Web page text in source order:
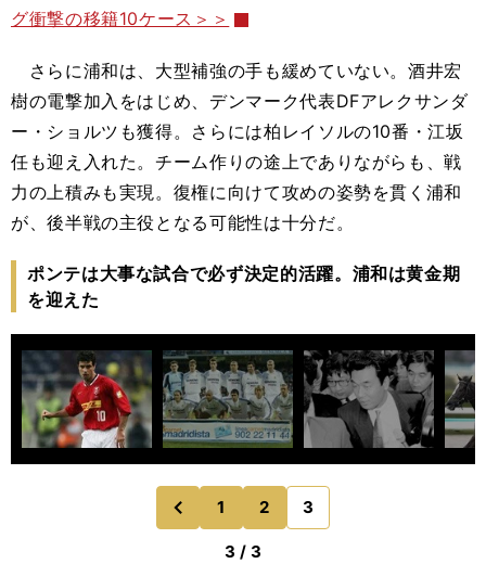
グ衝撃の移籍10ケース＞＞
さらに浦和は、大型補強の手も緩めていない。酒井宏
樹の電撃加入をはじめ、デンマーク代表DFアレクサンダ
ー・ショルツも獲得。さらには柏レイソルの10番・江坂
任も迎え入れた。チーム作りの途上でありながらも、戦
力の上積みも実現。復権に向けて攻めの姿勢を貫く浦和
が、後半戦の主役となる可能性は十分だ。
ポンテは大事な試合で必ず決定的活躍。浦和は黄金期
を迎えた
前
のページへ
1 2 3
3 / 3